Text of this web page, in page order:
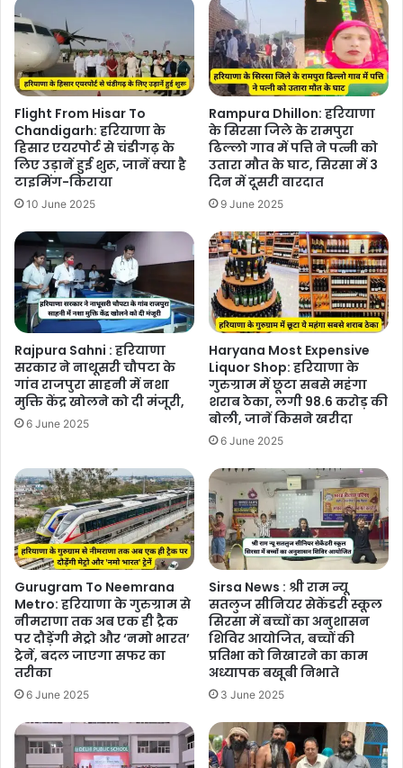
Flight From Hisar To
Chandigarh: हरियाणा के
हिसार एयरपोर्ट से चंडीगढ़ के
लिए उड़ानें हुई शुरू, जानें क्या है
टाइमिंग-किराया
10 June 2025
Rampura Dhillon: हरियाणा
के सिरसा जिले के रामपुरा
ढिल्लो गाव में पत्ति ने पत्नी को
उतारा मौत के घाट, सिरसा में 3
दिन में दूसरी वारदात
9 June 2025
Rajpura Sahni : हरियाणा
सरकार ने नाथूसरी चौपटा के
गांव राजपुरा साहनी में नशा
मुक्ति केंद्र खोलने को दी मंजूरी,
6 June 2025
Haryana Most Expensive
Liquor Shop: हरियाणा के
गुरुग्राम में छूटा सबसे महंगा
शराब ठेका, लगी 98.6 करोड़ की
बोली, जानें किसने खरीदा
6 June 2025
Gurugram To Neemrana
Metro: हरियाणा के गुरुग्राम से
नीमराणा तक अब एक ही ट्रैक
पर दौड़ेंगी मेट्रो और ‘नमो भारत’
ट्रेनें, बदल जाएगा सफर का
तरीका
6 June 2025
Sirsa News : श्री राम न्यू
सतलुज सीनियर सेकेंडरी स्कूल
सिरसा में बच्चों का अनुशासन
शिविर आयोजित, बच्चों की
प्रतिभा को निखारने का काम
अध्यापक बखूबी निभाते
3 June 2025